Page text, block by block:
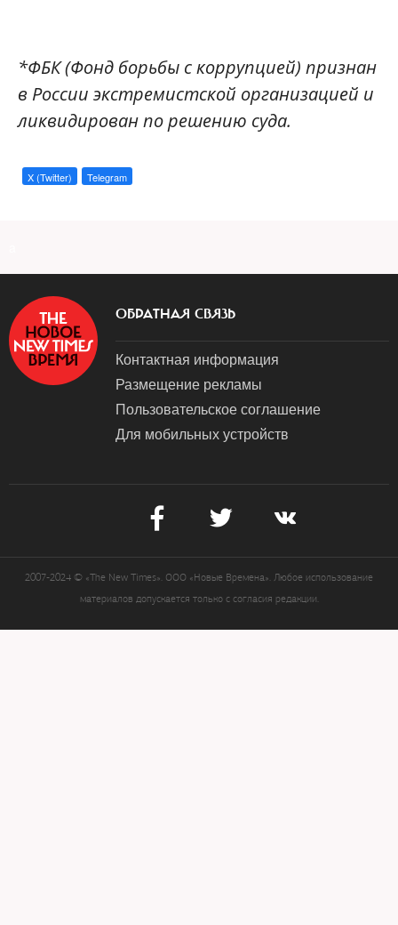
*ФБК (Фонд борьбы с коррупцией) признан
в России экстремистской организацией и
ликвидирован по решению суда.
X (Twitter) Telegram
ОБРАТНАЯ СВЯЗЬ
Контактная информация
Размещение рекламы
Пользовательское соглашение
Для мобильных устройств
2007-2024 © «The New Times». ООО «Новые Времена». Любое использование
материалов допускается только с согласия редакции.